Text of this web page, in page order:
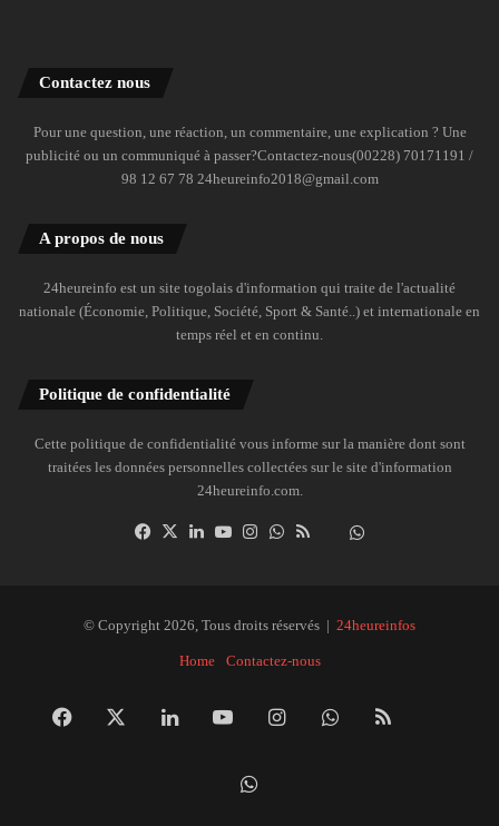
Contactez nous
Pour une question, une réaction, un commentaire, une explication ? Une
publicité ou un communiqué à passer?Contactez-nous(00228) 70171191 /
98 12 67 78 24heureinfo2018@gmail.com
A propos de nous
24heureinfo est un site togolais d'information qui traite de l'actualité
nationale (Économie, Politique, Société, Sport & Santé..) et internationale en
temps réel et en continu.
Politique de confidentialité
Cette politique de confidentialité vous informe sur la manière dont sont
traitées les données personnelles collectées sur le site d'information
24heureinfo.com.
Facebook
X LinkedinYouTubeInstagramWhatsAppDailymotion
© Copyright 2026, Tous droits réservés | 24heureinfos
Home Contactez-nous
Facebook LinkedinYouTubeInstagramWhatsApp
RSS